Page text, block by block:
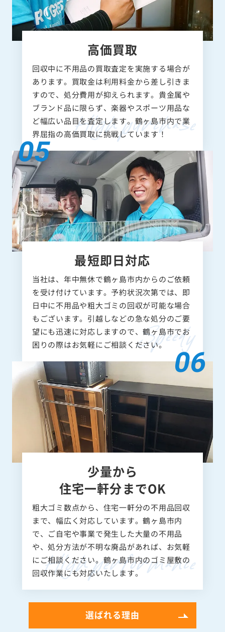
高価買取
回収中に不用品の買取査定を実施する場合が
あります。買取金は利用料金から差し引きま
すので、処分費用が抑えられます。貴金属や
ブランド品に限らず、楽器やスポーツ用品な
ど幅広い品目を査定します。鶴ヶ島市内で業
界屈指の高価買取に挑戦しています！
最短即日対応
当社は、年中無休で鶴ヶ島市内からのご依頼
を受け付けています。予約状況次第では、即
日中に不用品や粗大ゴミの回収が可能な場合
もございます。引越しなどの急な処分のご要
望にも迅速に対応しますので、鶴ヶ島市でお
困りの際はお気軽にご相談ください。
少量から
住宅一軒分までOK
粗大ゴミ数点から、住宅一軒分の不用品回収
まで、幅広く対応しています。鶴ヶ島市内
で、ご自宅や事業で発生した大量の不用品
や、処分方法が不明な廃品があれば、お気軽
にご相談ください。鶴ヶ島市内のゴミ屋敷の
回収作業にも対応いたします。
選ばれる理由